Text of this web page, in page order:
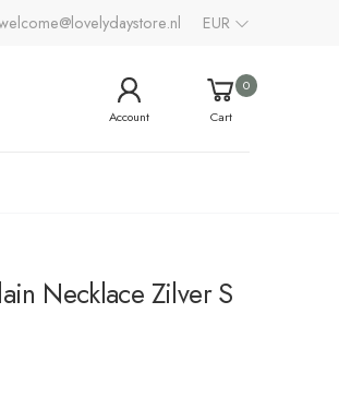
EUR
Account
0
Cart
Necklace Zilver S